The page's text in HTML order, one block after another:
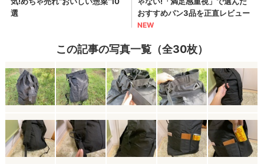
この記事の写真一覧（全30枚）